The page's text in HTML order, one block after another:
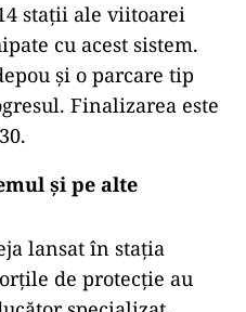
stații ale viitoarei
cu acest sistem.
și o parcare tip
Finalizarea este
și pe alte
lansat în stația
de protecție au